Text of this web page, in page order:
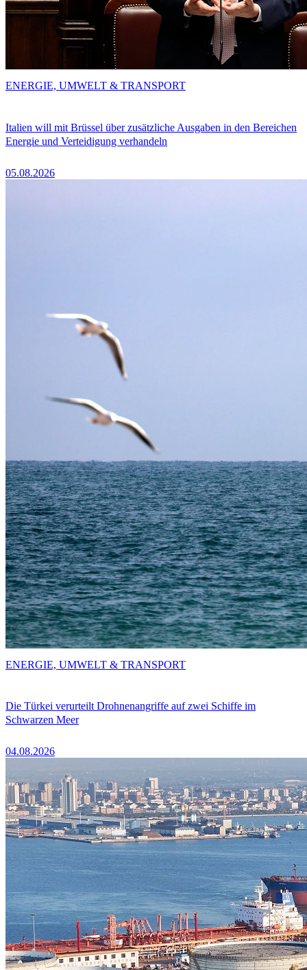
Italien will mit Brüssel über zusätzliche Ausgaben in den Bereichen
Energie und Verteidigung verhandeln
05.08.2026
ENERGIE, UMWELT & TRANSPORT
Die Türkei verurteilt Drohnenangriffe auf zwei Schiffe im
Schwarzen Meer
04.08.2026
ENERGIE, UMWELT & TRANSPORT